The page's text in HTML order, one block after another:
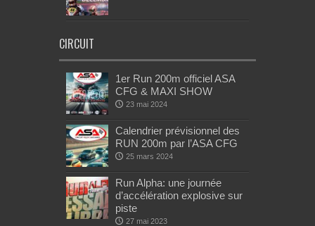
CIRCUIT
1er Run 200m officiel ASA
CFG & MAXI SHOW
23 mai 2024
Calendrier prévisionnel des
RUN 200m par l’ASA CFG
25 mars 2024
Run Alpha: une journée
d’accélération explosive sur
piste
27 mai 2023